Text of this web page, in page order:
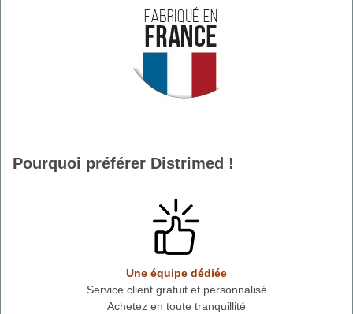
Pourquoi préférer Distrimed !
Une équipe dédiée
Service client gratuit et personnalisé
Achetez en toute tranquillité